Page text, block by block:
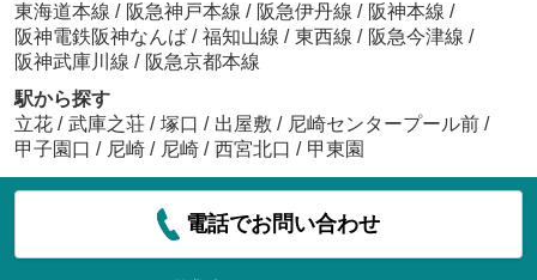
東海道本線 / 阪急神戸本線 / 阪急伊丹線 / 阪神本線 /
阪神電鉄阪神なんば / 福知山線 / 東西線 / 阪急今津線 /
阪神武庫川線 / 阪急京都本線
駅から探す
立花 / 武庫之荘 / 塚口 / 出屋敷 / 尼崎センタープール前 /
甲子園口 / 尼崎 / 尼崎 / 西宮北口 / 甲東園
電話でお問い合わせ